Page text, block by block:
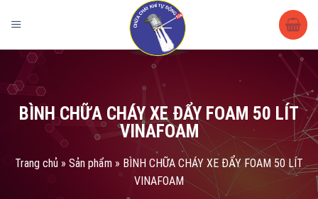
Bình Chữa Cháy/
VINAFOAM
/ BÌNH CHỮA CHÁY XE ĐẨY FOAM 50 LÍT VINAFOAM
BÌNH CHỮA CHÁY XE ĐẨY FOAM 50 LÍT
VINAFOAM
Trang chủ » Sản phẩm » BÌNH CHỮA CHÁY XE ĐẨY FOAM 50 LÍT
VINAFOAM